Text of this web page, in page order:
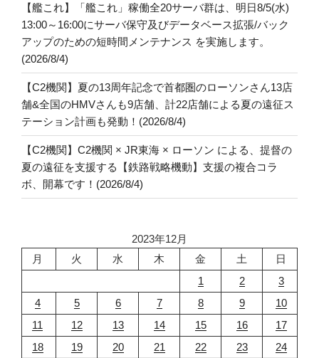
【艦これ】「艦これ」稼働全20サーバ群は、明日8/5(水)
13:00～16:00にサーバ保守及びデータベース拡張/バック
アップのための短時間メンテナンス を実施します。
(2026/8/4)
【C2機関】夏の13周年記念で首都圏のローソンさん13店
舗&全国のHMVさんも9店舗、計22店舗による夏の遠征ス
テーション計画も発動！(2026/8/4)
【C2機関】C2機関 × JR東海 × ローソン による、提督の
夏の遠征を支援する【鉄路戦略機動】支援の複合コラ
ボ、開幕です！(2026/8/4)
2023年12月
月
火 水 木 金 土
日
1
2
3
4
5 6 7 8 9
10
11
12 13 14 15 16
17
18
19 20 21 22 23
24